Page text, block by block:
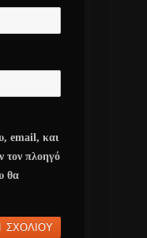
email, και
τον πλοηγό
θα